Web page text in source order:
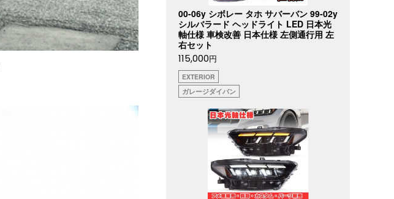
00-06y シボレー タホ サバーバン 99-02y
シルバラード ヘッドライト LED 日本光
軸仕様 車検改善 日本仕様 左側通行用 左
右セット
115,000円
EXTERIOR
ガレージダイバン